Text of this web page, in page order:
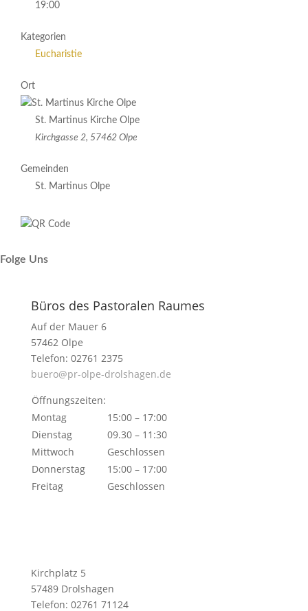
19:00
Kategorien
Eucharistie
Ort
St. Martinus Kirche Olpe
Kirchgasse 2, 57462 Olpe
Gemeinden
St. Martinus Olpe
Folge Uns
Büros des Pastoralen Raumes
Auf der Mauer 6
57462 Olpe
Telefon: 02761 2375
buero@pr-olpe-drolshagen.de
Öffnungszeiten:
Montag
15:00 – 17:00
Dienstag
09.30 – 11:30
Mittwoch
Geschlossen
Donnerstag
15:00 – 17:00
Freitag
Geschlossen
Kirchplatz 5
57489 Drolshagen
Telefon: 02761 71124